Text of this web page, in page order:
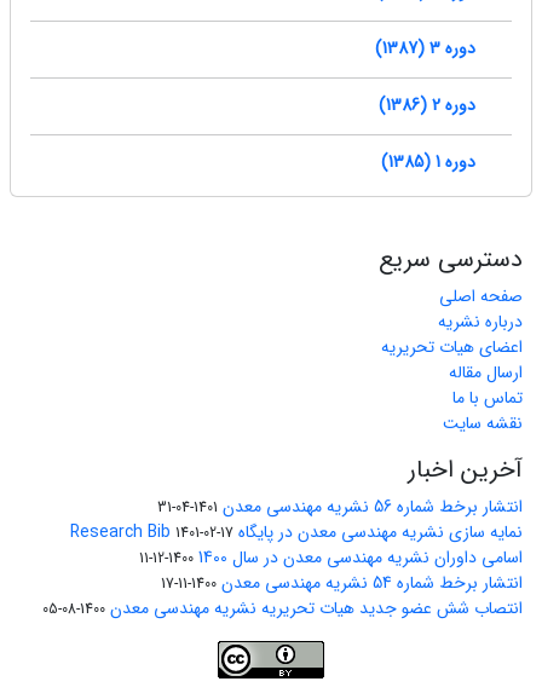
دوره 3 (1387)
دوره 2 (1386)
دوره 1 (1385)
دسترسی سریع
صفحه اصلی
درباره نشریه
اعضای هیات تحریریه
ارسال مقاله
تماس با ما
نقشه سایت
آخرین اخبار
انتشار برخط شماره 56 نشریه مهندسی معدن 1401-04-31
نمایه سازی نشریه مهندسی معدن در پایگاه Research Bib 1401-02-17
اسامی داوران نشریه مهندسی معدن در سال 1400 1400-12-11
انتشار برخط شماره 54 نشریه مهندسی معدن 1400-11-17
انتصاب شش عضو جدید هیات تحریریه نشریه مهندسی معدن 1400-08-05